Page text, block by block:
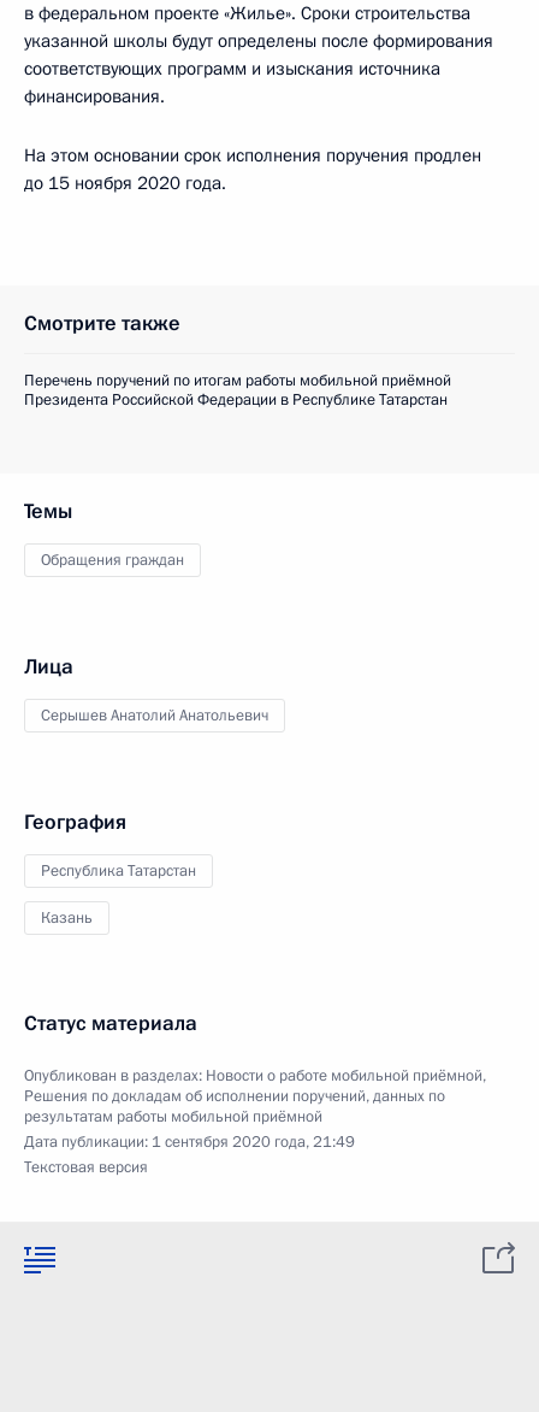
в федеральном проекте «Жилье». Сроки строительства
указанной школы будут определены после формирования
соответствующих программ и изыскания источника
финансирования.
На этом основании срок исполнения поручения продлен
до 15 ноября 2020 года.
Смотрите также
Перечень поручений по итогам работы мобильной приёмной
Президента Российской Федерации в Республике Татарстан
Темы
Обращения граждан
Лица
Серышев Анатолий Анатольевич
География
Республика Татарстан
Казань
Статус материала
Опубликован в разделах: Новости о работе мобильной приёмной,
Решения по докладам об исполнении поручений, данных по
результатам работы мобильной приёмной
Дата публикации: 1 сентября 2020 года, 21:49
Текстовая версия